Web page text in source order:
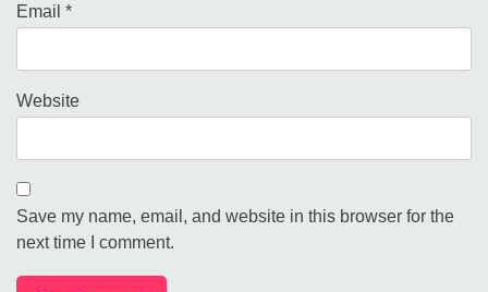
Email *
Website
Save my name, email, and website in this browser for the
next time I comment.